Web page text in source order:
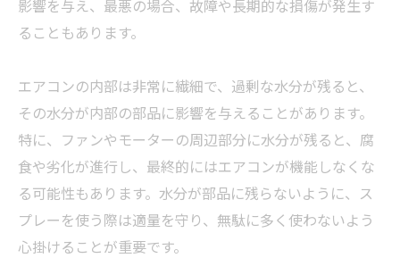
影響を与え、最悪の場合、故障や長期的な損傷が発生す
ることもあります。
エアコンの内部は非常に繊細で、過剰な水分が残ると、
その水分が内部の部品に影響を与えることがあります。
特に、ファンやモーターの周辺部分に水分が残ると、腐
食や劣化が進行し、最終的にはエアコンが機能しなくな
る可能性もあります。水分が部品に残らないように、ス
プレーを使う際は適量を守り、無駄に多く使わないよう
心掛けることが重要です。